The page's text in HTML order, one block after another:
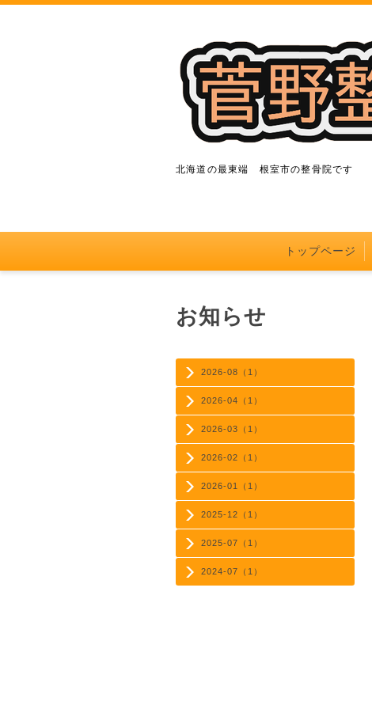
北海道の最東端 根室市の整骨院です
トップページ
2026-08（1）
2026-04（1）
2026-03（1）
2026-02（1）
2026-01（1）
2025-12（1）
2025-07（1）
2024-07（1）
お知らせ